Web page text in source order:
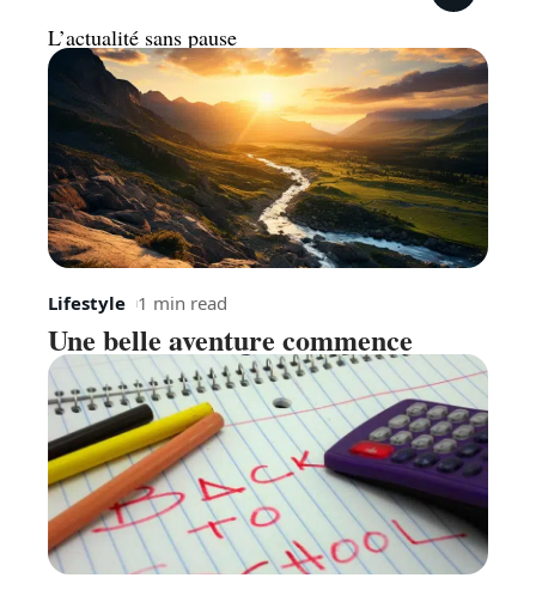
L’actualité sans pause
Lifestyle 1 min read
Une belle aventure commence